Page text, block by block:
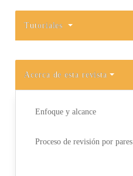
Tutoriales
Acerca de esta revista
Enfoque y alcance
Proceso de revisión por pares